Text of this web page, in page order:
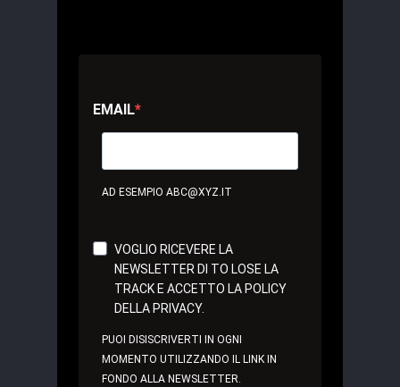
EMAIL
AD ESEMPIO ABC@XYZ.IT
VOGLIO RICEVERE LA
NEWSLETTER DI TO LOSE LA
TRACK E ACCETTO LA POLICY
DELLA PRIVACY.
PUOI DISISCRIVERTI IN OGNI
MOMENTO UTILIZZANDO IL LINK IN
FONDO ALLA NEWSLETTER.